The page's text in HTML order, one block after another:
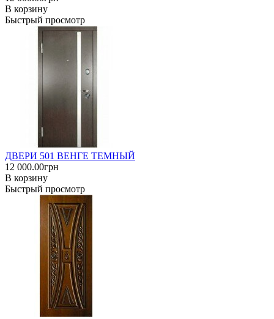
В корзину
Быстрый просмотр
ДВЕРИ 501 ВЕНГЕ ТЕМНЫЙ
12 000.00грн
В корзину
Быстрый просмотр